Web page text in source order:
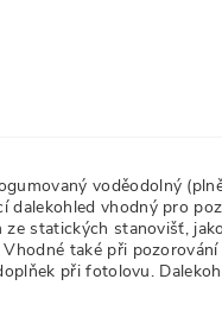
voděodolný
dalekohled vhodný pro
ze statických stanovišť,
Vhodné také při
při fotolovu.